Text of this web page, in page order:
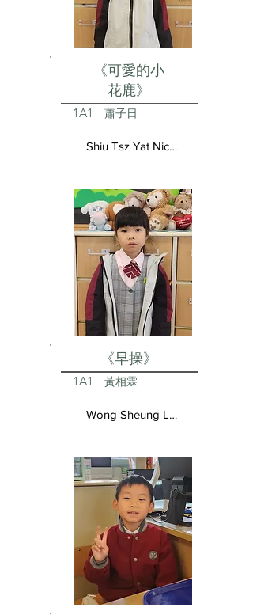
《可愛的小
花鹿》
1A1 蕭子日
Shiu Tsz Yat Nicolas
《早操》
1A1 黃相霖
Wong Sheung Lam